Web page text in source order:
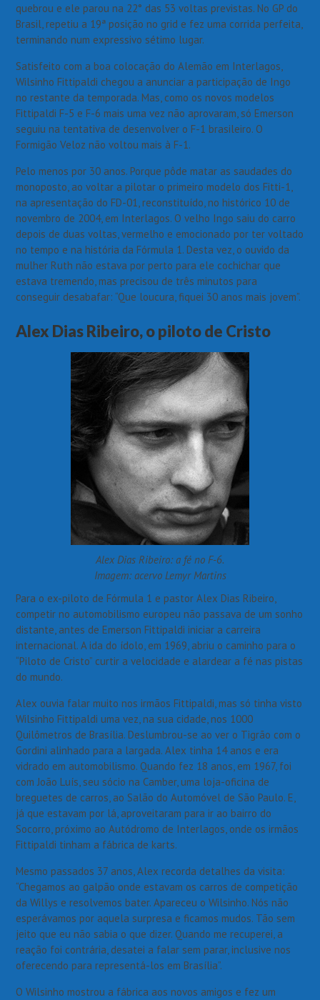
quebrou e ele parou na 22° das 53 voltas previstas. No GP do
Brasil, repetiu a 19ª posição no grid e fez uma corrida perfeita,
terminando num expressivo sétimo lugar.
Satisfeito com a boa colocação do Alemão em Interlagos,
Wilsinho Fittipaldi chegou a anunciar a participação de Ingo
no restante da temporada. Mas, como os novos modelos
Fittipaldi F-5 e F-6 mais uma vez não aprovaram, só Emerson
seguiu na tentativa de desenvolver o F-1 brasileiro. O
Formigão Veloz não voltou mais à F-1.
Pelo menos por 30 anos. Porque pôde matar as saudades do
monoposto, ao voltar a pilotar o primeiro modelo dos Fitti-1,
na apresentação do FD-01, reconstituído, no histórico 10 de
novembro de 2004, em Interlagos. O velho Ingo saiu do carro
depois de duas voltas, vermelho e emocionado por ter voltado
no tempo e na história da Fórmula 1. Desta vez, o ouvido da
mulher Ruth não estava por perto para ele cochichar que
estava tremendo, mas precisou de três minutos para
conseguir desabafar: “Que loucura, fiquei 30 anos mais jovem”.
Alex Dias Ribeiro, o piloto de Cristo
Alex Dias Ribeiro: a fé no F-6.
Imagem: acervo Lemyr Martins
Para o ex-piloto de Fórmula 1 e pastor Alex Dias Ribeiro,
competir no automobilismo europeu não passava de um sonho
distante, antes de Emerson Fittipaldi iniciar a carreira
internacional. A ida do ídolo, em 1969, abriu o caminho para o
“Piloto de Cristo” curtir a velocidade e alardear a fé nas pistas
do mundo.
Alex ouvia falar muito nos irmãos Fittipaldi, mas só tinha visto
Wilsinho Fittipaldi uma vez, na sua cidade, nos 1000
Quilômetros de Brasília. Deslumbrou-se ao ver o Tigrão com o
Gordini alinhado para a largada. Alex tinha 14 anos e era
vidrado em automobilismo. Quando fez 18 anos, em 1967, foi
com João Luís, seu sócio na Camber, uma loja-oficina de
breguetes de carros, ao Salão do Automóvel de São Paulo. E,
já que estavam por lá, aproveitaram para ir ao bairro do
Socorro, próximo ao Autódromo de Interlagos, onde os irmãos
Fittipaldi tinham a fábrica de karts.
Mesmo passados 37 anos, Alex recorda detalhes da visita:
“Chegamos ao galpão onde estavam os carros de competição
da Willys e resolvemos bater. Apareceu o Wilsinho. Nós não
esperávamos por aquela surpresa e ficamos mudos. Tão sem
jeito que eu não sabia o que dizer. Quando me recuperei, a
reação foi contrária, desatei a falar sem parar, inclusive nos
oferecendo para representá-los em Brasília”.
O Wilsinho mostrou a fábrica aos novos amigos e fez um